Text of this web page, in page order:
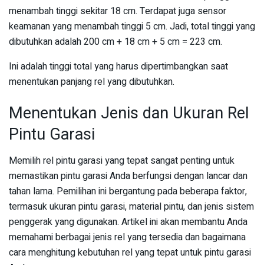
menambah tinggi sekitar 18 cm. Terdapat juga sensor
keamanan yang menambah tinggi 5 cm. Jadi, total tinggi yang
dibutuhkan adalah 200 cm + 18 cm + 5 cm = 223 cm.
Ini adalah tinggi total yang harus dipertimbangkan saat
menentukan panjang rel yang dibutuhkan.
Menentukan Jenis dan Ukuran Rel
Pintu Garasi
Memilih rel pintu garasi yang tepat sangat penting untuk
memastikan pintu garasi Anda berfungsi dengan lancar dan
tahan lama. Pemilihan ini bergantung pada beberapa faktor,
termasuk ukuran pintu garasi, material pintu, dan jenis sistem
penggerak yang digunakan. Artikel ini akan membantu Anda
memahami berbagai jenis rel yang tersedia dan bagaimana
cara menghitung kebutuhan rel yang tepat untuk pintu garasi